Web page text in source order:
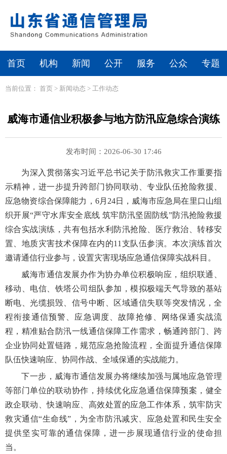
首页 机构 新闻 公开 服务 公众 专题
当前位置： 首页 > 新闻动态 > 工作动态
威海市通信业积极参与地方防汛应急综合演练
发布时间：2026-06-30 17:46
为深入贯彻落实习近平总书记关于防汛救灾工作重要指
示精神，进一步提升跨部门协同联动、专业队伍抢险救援、
应急物资综合保障能力，6月24日，威海市应急局在里口山组
织开展“严守水库安全底线 筑牢防汛坚固防线”防汛抢险救援
综合实战演练，共有包括水利防汛抢险、医疗救治、转移安
置、地质灾害技术保障在内的11支队伍参演。本次演练首次
邀请通信行业参与，设置灾害现场应急通信保障实战科目。
威海市通信发展办作为协办单位积极响应，组织联通、
移动、电信、铁塔公司组队参加，模拟极端天气导致的基站
断电、光缆损毁、信号中断、区域通信失联等突发情况，全
程衔接通信预警、应急调度、故障抢修、网络保通实战流
程，精准贴合防汛一线通信保障工作需求，畅通跨部门、跨
企业协同处置链路，规范应急抢险流程，全面提升通信保障
队伍快速响应、协同作战、全域保通的实战能力。
下一步，威海市通信发展办将继续加强与属地应急管理
等部门单位的联动协作，持续优化应急通信保障预案，健全
政企联动、快速响应、高效处置的应急工作体系，筑牢防灾
救灾通信“生命线”，为全市防汛减灾、应急处置和民生安全
提供坚实可靠的通信保障，进一步展现通信行业的使命担
当。